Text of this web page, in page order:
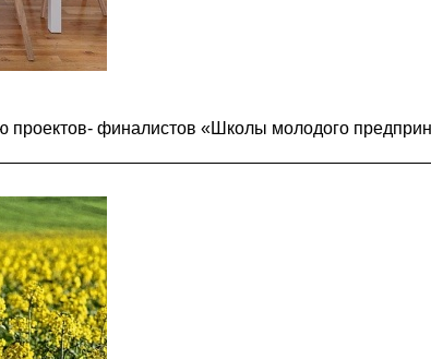
проектов- финалистов «Школы молодого